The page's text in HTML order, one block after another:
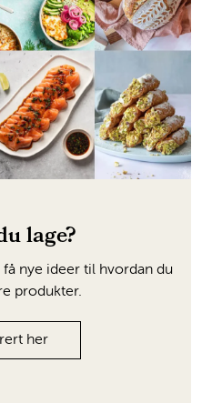
lage?
nye ideer til hvordan du
produkter.
her